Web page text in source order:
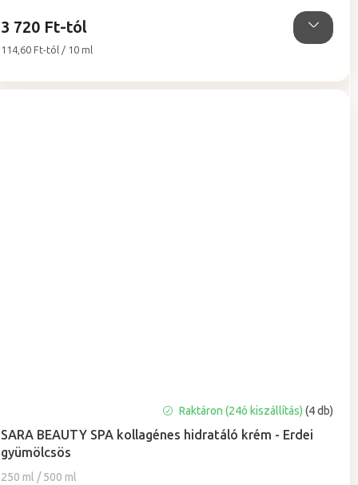
3 720 Ft-tól
Egységár:
114,60 Ft-tól / 10 ml
SARA BEAUTY SPA kollagénes hidratáló krém - Erdei
gyümölcsös
250 ml / 500 ml
átlagos
értékelése
5-
Raktáron (24ó kiszállítás)(4 db)